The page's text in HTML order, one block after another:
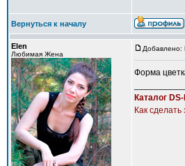
Вернуться к началу
Elen
Любимая Жена
Добавлено:
Форма
Каталог
Как сделать